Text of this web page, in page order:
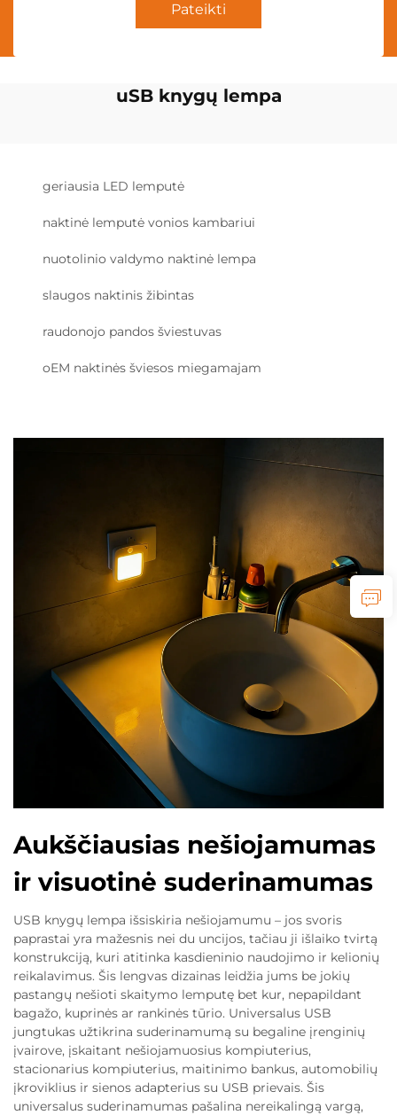
Pateikti
uSB knygų lempa
geriausia LED lemputė
naktinė lemputė vonios kambariui
nuotolinio valdymo naktinė lempa
slaugos naktinis žibintas
raudonojo pandos šviestuvas
oEM naktinės šviesos miegamajam
Aukščiausias nešiojamumas
ir visuotinė suderinamumas
USB knygų lempa išsiskiria nešiojamumu – jos svoris
paprastai yra mažesnis nei du uncijos, tačiau ji išlaiko tvirtą
konstrukciją, kuri atitinka kasdieninio naudojimo ir kelionių
reikalavimus. Šis lengvas dizainas leidžia jums be jokių
pastangų nešioti skaitymo lemputę bet kur, nepapildant
bagažo, kuprinės ar rankinės tūrio. Universalus USB
jungtukas užtikrina suderinamumą su begaline įrenginių
įvairove, įskaitant nešiojamuosius kompiuterius,
stacionarius kompiuterius, maitinimo bankus, automobilių
įkroviklius ir sienos adapterius su USB prievais. Šis
universalus suderinamumas pašalina nereikalingą vargą,